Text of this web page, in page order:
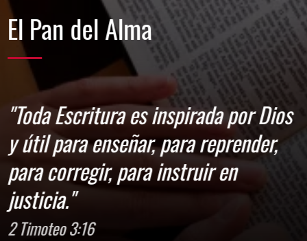
El Pan del Alma
"Toda Escritura es inspirada por Dios
y útil para enseñar, para reprender,
para corregir, para instruir en
justicia."
2 Timoteo 3:16